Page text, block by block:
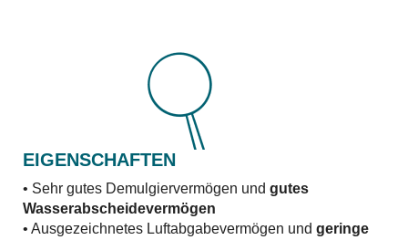
EIGENSCHAFTEN
• Sehr gutes Demulgiervermögen und gutes
Wasserabscheidevermögen
• Ausgezeichnetes Luftabgabevermögen und geringe